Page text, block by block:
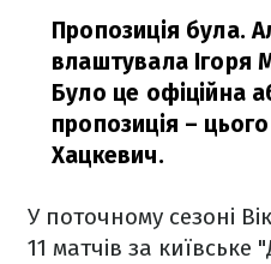
Пропозиція була.
влаштувала Ігоря
Було це офіційна
пропозиція –
Хацкевич.
У поточному сезоні
11 матчів за